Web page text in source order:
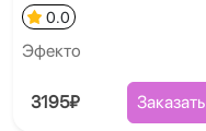
0.0
Эфекто
3195₽ Заказать